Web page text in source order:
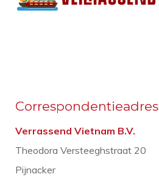
Correspondentieadres
Verrassend Vietnam B.V.
Theodora Versteeghstraat 20
Pijnacker